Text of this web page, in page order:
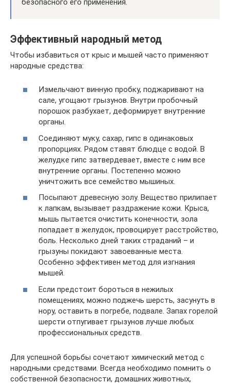
Эффективный народный метод
Чтобы избавиться от крыс и мышей часто применяют
народные средства:
Измельчают винную пробку, поджаривают на
сале, угощают грызунов. Внутри пробочный
порошок разбухает, деформирует внутренние
органы.
Соединяют муку, сахар, гипс в одинаковых
пропорциях. Рядом ставят блюдце с водой. В
желудке гипс затвердевает, вместе с ним все
внутренние органы. Постепенно можно
уничтожить все семейство мышиных.
Посыпают древесную золу. Вещество прилипает
к лапкам, вызывает раздражение кожи. Крыса,
мышь пытается очистить конечности, зола
попадает в желудок, провоцирует расстройство,
боль. Несколько дней таких страданий – и
грызуны покидают завоеванные места.
Особенно эффективен метод для изгнания
мышей.
Если предстоит бороться в нежилых
помещениях, можно поджечь шерсть, засунуть в
нору, оставить в погребе, подвале. Запах горелой
шерсти отпугивает грызунов лучше любых
профессиональных средств.
Для успешной борьбы сочетают химический метод с
народными средствами. Всегда необходимо помнить о
собственной безопасности, домашних животных,